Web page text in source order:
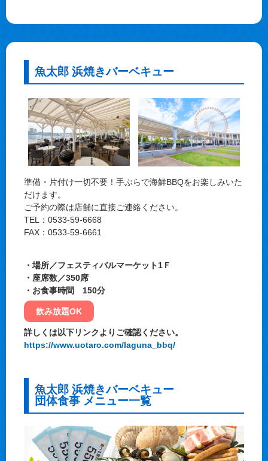
魚太郎 浜焼きバーベキュー
準備・片付け一切不要！手ぶらで海鮮BBQをお楽しみいた
だけます。
ご予約の際は店舗に直接ご連絡ください。
TEL：0533-59-6668
FAX：0533-59-6661
・場所／フェスティバルマーケット1Ｆ
・座席数／350席
・お食事時間 150分
飲み放題OK
詳しくは以下リンクよりご確認ください。
https://www.uotaro.com/laguna_bbq/
魚太郎 浜焼きバーベキュー
団体食事 メニュー一覧